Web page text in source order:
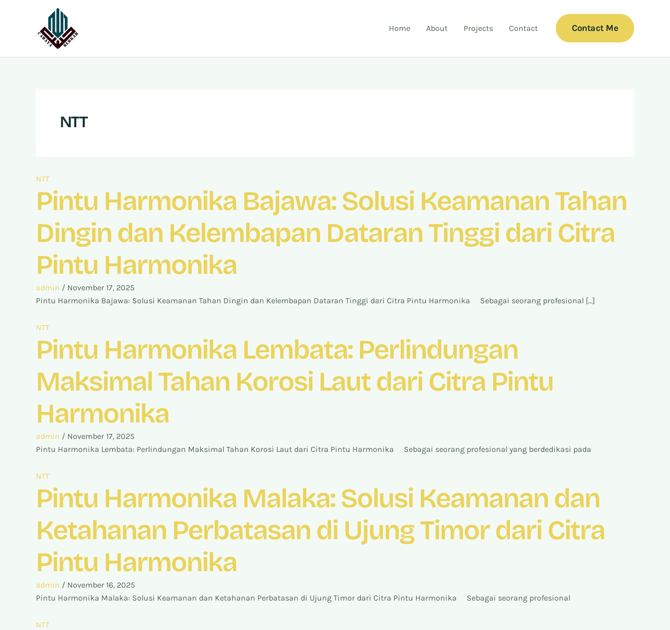
Home About Projects Contact Contact Me
NTT
NTT
Pintu Harmonika Bajawa: Solusi Keamanan Tahan
Dingin dan Kelembapan Dataran Tinggi dari Citra
Pintu Harmonika
admin / November 17, 2025
Pintu Harmonika Bajawa: Solusi Keamanan Tahan Dingin dan Kelembapan Dataran Tinggi dari Citra Pintu Harmonika Sebagai seorang profesional […]
NTT
Pintu Harmonika Lembata: Perlindungan
Maksimal Tahan Korosi Laut dari Citra Pintu
Harmonika
admin / November 17, 2025
Pintu Harmonika Lembata: Perlindungan Maksimal Tahan Korosi Laut dari Citra Pintu Harmonika Sebagai seorang profesional yang berdedikasi pada
NTT
Pintu Harmonika Malaka: Solusi Keamanan dan
Ketahanan Perbatasan di Ujung Timor dari Citra
Pintu Harmonika
admin / November 16, 2025
Pintu Harmonika Malaka: Solusi Keamanan dan Ketahanan Perbatasan di Ujung Timor dari Citra Pintu Harmonika Sebagai seorang profesional
NTT